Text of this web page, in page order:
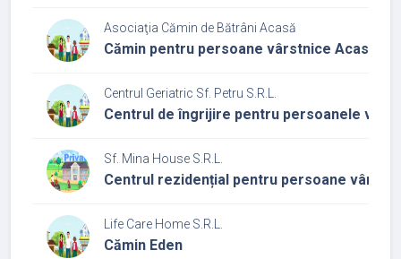
Asociaţia Cămin de Bătrâni Acasă
Cămin pentru persoane vârstnice Acasă 2
Centrul Geriatric Sf. Petru S.R.L.
Centrul de îngrijire pentru persoanele
Sf. Mina House S.R.L.
Centrul rezidențial pentru persoane
Life Care Home S.R.L.
Cămin Eden